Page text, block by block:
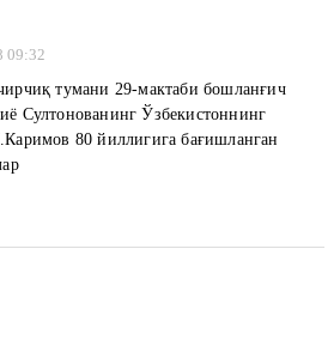
09:32
тумани 29-мактаби бошланғич
Султонованинг Ўзбекистоннинг
80 йиллигига бағишланган